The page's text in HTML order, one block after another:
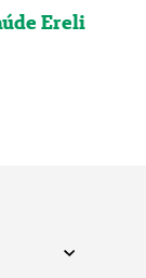
Ereli